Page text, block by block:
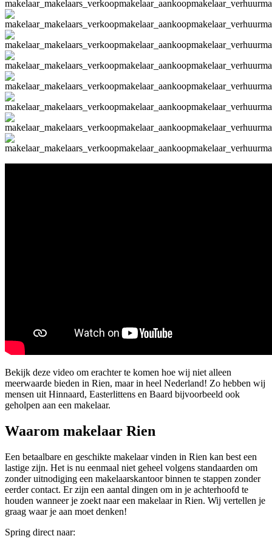
Bekijk deze video om erachter te komen hoe wij niet alleen
meerwaarde bieden in Rien, maar in heel Nederland! Zo hebben wij
mensen uit Hinnaard, Easterlittens en Baard bijvoorbeeld ook
geholpen aan een makelaar.
Waarom makelaar Rien
Een betaalbare en geschikte makelaar vinden in Rien kan best een
lastige zijn. Het is nu eenmaal niet geheel volgens standaarden om
zonder uitnodiging een makelaarskantoor binnen te stappen zonder
eerder contact. Er zijn een aantal dingen om in je achterhoofd te
houden wanneer je zoekt naar een makelaar in Rien. Wij vertellen je
graag waar je aan moet denken!
Spring direct naar: